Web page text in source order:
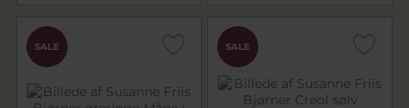
PRIS
SALE
PRIS
SALE